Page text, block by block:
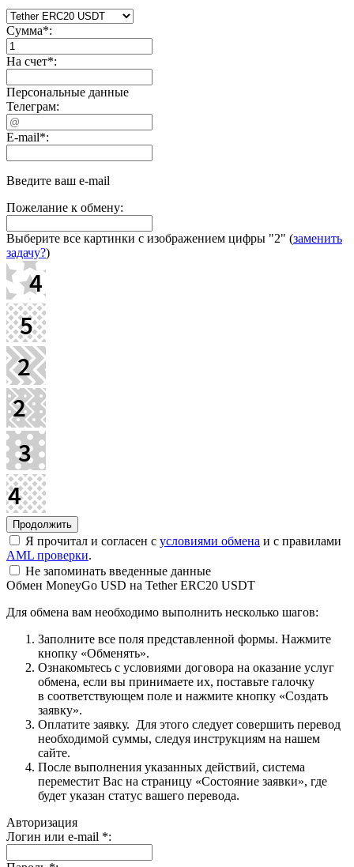
Сумма*:
На счет*:
Персональные данные
Телеграм:
E-mail*:
Введите ваш e-mail
Пожелание к обмену:
Выберите все картинки с изображением цифры "2" (заменить
задачу?)
Я прочитал и согласен с условиями обмена и с правилами
AML проверки.
Не запоминать введенные данные
Обмен MoneyGo USD на Tether ERC20 USDT
Для обмена вам необходимо выполнить несколько шагов:
Заполните все поля представленной формы. Нажмите
кнопку «Обменять».
Ознакомьтесь с условиями договора на оказание услуг
обмена, если вы принимаете их, поставьте галочку
в соответствующем поле и нажмите кнопку «Создать
заявку».
Оплатите заявку. Для этого следует совершить перевод
необходимой суммы, следуя инструкциям на нашем
сайте.
После выполнения указанных действий, система
переместит Вас на страницу «Состояние заявки», где
будет указан статус вашего перевода.
Авторизация
Логин или e-mail *: